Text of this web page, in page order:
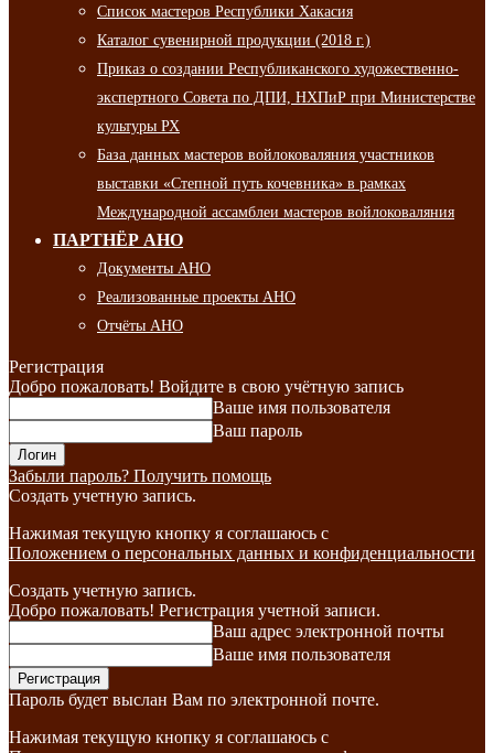
Список мастеров Республики Хакасия
Каталог сувенирной продукции (2018 г.)
Приказ о создании Республиканского художественно-
экспертного Совета по ДПИ, НХПиР при Министерстве
культуры РХ
База данных мастеров войлоковаляния участников
выставки «Степной путь кочевника» в рамках
Международной ассамблеи мастеров войлоковаляния
ПАРТНЁР АНО
Документы АНО
Реализованные проекты АНО
Отчёты АНО
Регистрация
Добро пожаловать! Войдите в свою учётную запись
Ваше имя пользователя
Ваш пароль
Забыли пароль? Получить помощь
Создать учетную запись.
Нажимая текущую кнопку я соглашаюсь с
Положением о персональных данных и конфиденциальности
Создать учетную запись.
Добро пожаловать! Регистрация учетной записи.
Ваш адрес электронной почты
Ваше имя пользователя
Пароль будет выслан Вам по электронной почте.
Нажимая текущую кнопку я соглашаюсь с